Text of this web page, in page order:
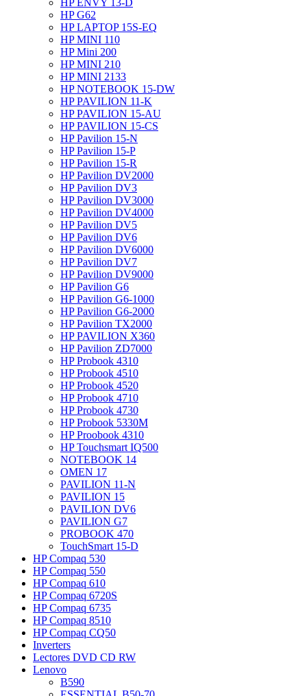
HP G62
HP LAPTOP 15S-EQ
HP MINI 110
HP Mini 200
HP MINI 210
HP MINI 2133
HP NOTEBOOK 15-DW
HP PAVILION 11-K
HP PAVILION 15-AU
HP PAVILION 15-CS
HP Pavilion 15-N
HP Pavilion 15-P
HP Pavilion 15-R
HP Pavilion DV2000
HP Pavilion DV3
HP Pavilion DV3000
HP Pavilion DV4000
HP Pavilion DV5
HP Pavilion DV6
HP Pavilion DV6000
HP Pavilion DV7
HP Pavilion DV9000
HP Pavilion G6
HP Pavilion G6-1000
HP Pavilion G6-2000
HP Pavilion TX2000
HP PAVILION X360
HP Pavilion ZD7000
HP Probook 4310
HP Probook 4510
HP Probook 4520
HP Probook 4710
HP Probook 4730
HP Probook 5330M
HP Proobook 4310
HP Touchsmart IQ500
NOTEBOOK 14
OMEN 17
PAVILION 11-N
PAVILION 15
PAVILION DV6
PAVILION G7
PROBOOK 470
TouchSmart 15-D
HP Compaq 530
HP Compaq 550
HP Compaq 610
HP Compaq 6720S
HP Compaq 6735
HP Compaq 8510
HP Compaq CQ50
Inverters
Lectores DVD CD RW
Lenovo
B590